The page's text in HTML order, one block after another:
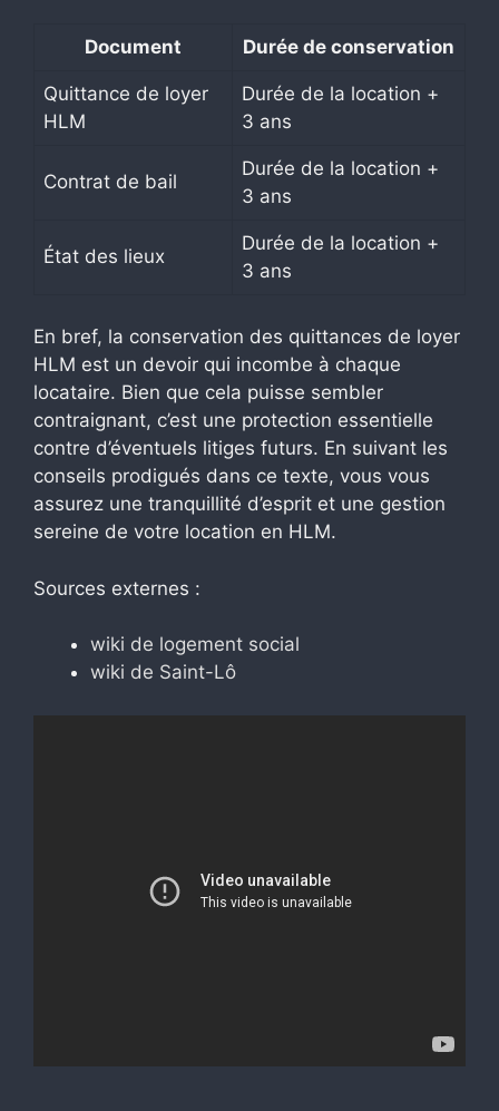
Document Durée de conservation
Quittance de loyer
HLM
Durée de la location +
3 ans
Contrat de bail
Durée de la location +
3 ans
État des lieux
Durée de la location +
3 ans
En bref, la conservation des quittances de loyer
HLM est un devoir qui incombe à chaque
locataire. Bien que cela puisse sembler
contraignant, c’est une protection essentielle
contre d’éventuels litiges futurs. En suivant les
conseils prodigués dans ce texte, vous vous
assurez une tranquillité d’esprit et une gestion
sereine de votre location en HLM.
Sources externes :
wiki de logement social
wiki de Saint-Lô